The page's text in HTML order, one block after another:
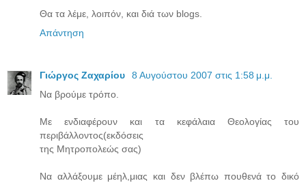
Θα τα λέμε, λοιπόν, και διά των blogs.
Απάντηση
Γιώργος Ζαχαρίου
8 Αυγούστου 2007 στις 1:58 μ.μ.
Nα βρούμε τρόπο.
Με ενδιαφέρουν και τα κεφάλαια Θεολογίας του
περιβάλλοντος(εκδόσεις
της Μητροπολεώς σας)
Να αλλάξουμε μέηλ,μιας και δεν βλέπω πουθενά το δικό